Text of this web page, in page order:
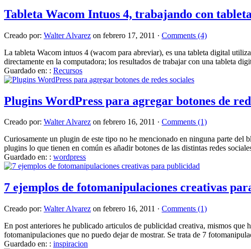
Tableta Wacom Intuos 4, trabajando con
Creado por: Walter Alvarez on febrero 17, 2011 · Comments (4)
La tableta Wacom intuos 4 (wacom para abreviar), es una tableta digital
directamente en la computadora; los resultados de trabajar con una tableta
Guardado en: : Recursos
Plugins WordPress para agregar botones de
Creado por: Walter Alvarez on febrero 16, 2011 · Comments (1)
Curiosamente un plugin de este tipo no he mencionado en ninguna parte del
plugins lo que tienen en común es añadir botones de las distintas redes
Guardado en: : wordpress
7 ejemplos de fotomanipulaciones creativas
Creado por: Walter Alvarez on febrero 16, 2011 · Comments (1)
En post anteriores he publicado articulos de publicidad creativa, mismos que
fotomanipulaciones que no puedo dejar de mostrar. Se trata de 7
Guardado en: : inspiracion